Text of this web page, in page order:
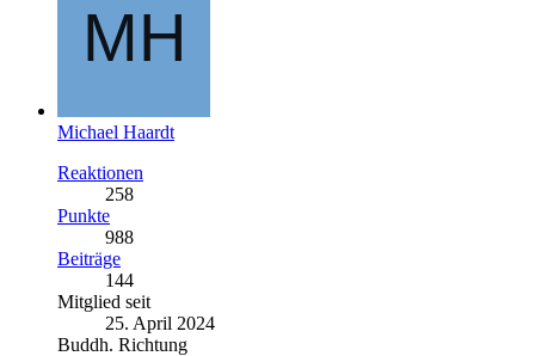
Michael Haardt
Reaktionen
258
Punkte
988
Beiträge
144
Mitglied seit
25. April 2024
Buddh. Richtung